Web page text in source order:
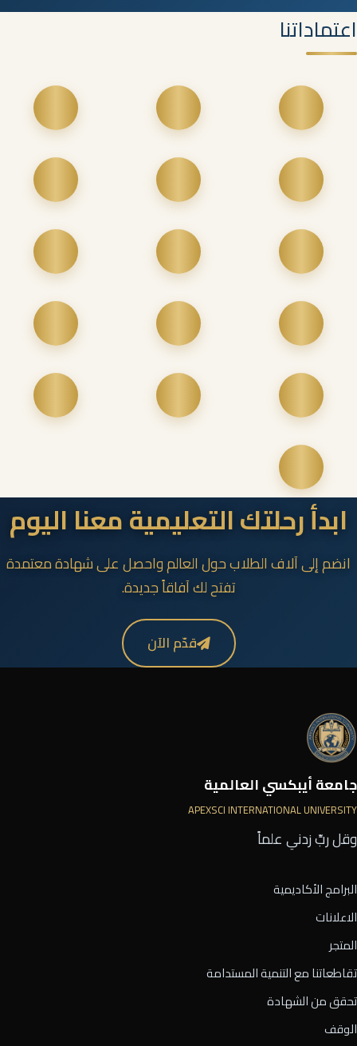
اعتماداتنا
ابدأ رحلتك التعليمية معنا اليوم
انضم إلى آلاف الطلاب حول العالم واحصل على شهادة معتمدة
تفتح لك آفاقاً جديدة.
قدّم الآن
جامعة أيبكسي العالمية
APEXSCI INTERNATIONAL UNIVERSITY
وقل ربِّ زدني علماً
البرامج الأكاديمية
الاعلانات
المتجر
تقاطعاتنا مع التنمية المستدامة
تحقق من الشهادة
الوقف